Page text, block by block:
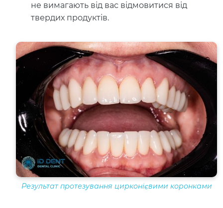
не вимагають від вас відмовитися від
твердих продуктів.
Результат протезування цирконієвими коронками